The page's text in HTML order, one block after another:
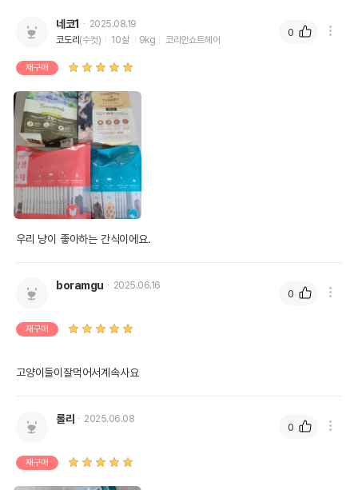
네코1
2025.08.19
코도리 (수컷) 10살 9kg 코리안쇼트헤어
재구매
우리 냥이 좋아하는 간식이에요.
0
boramgu 2025.06.16
재구매
고양이들이잘먹어서계속사요
0
롤리 2025.06.08
재구매
0